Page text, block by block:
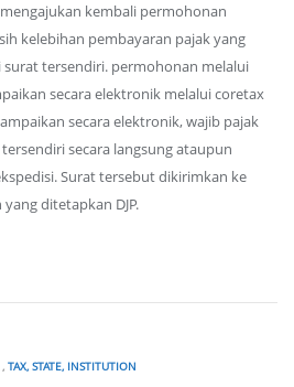
kembali permohonan
kelebihan pembayaran pajak yang
tersendiri. permohonan melalui
secara elektronik melalui coretax
secara elektronik, wajib pajak
secara langsung ataupun
Surat tersebut dikirimkan ke
ditetapkan DJP.
,TAX, STATE, INSTITUTION